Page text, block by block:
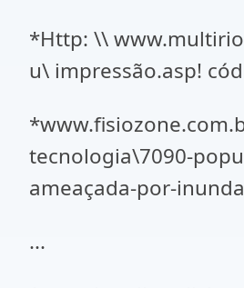
*Http: \\
u\ impressão.asp!
tecnologia\7090-
ameaçada-por-
...